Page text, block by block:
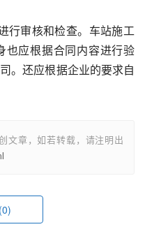
也应根据合同内容进行验
。还应根据企业的要求自
文章，如若转载，请注明出
(0)